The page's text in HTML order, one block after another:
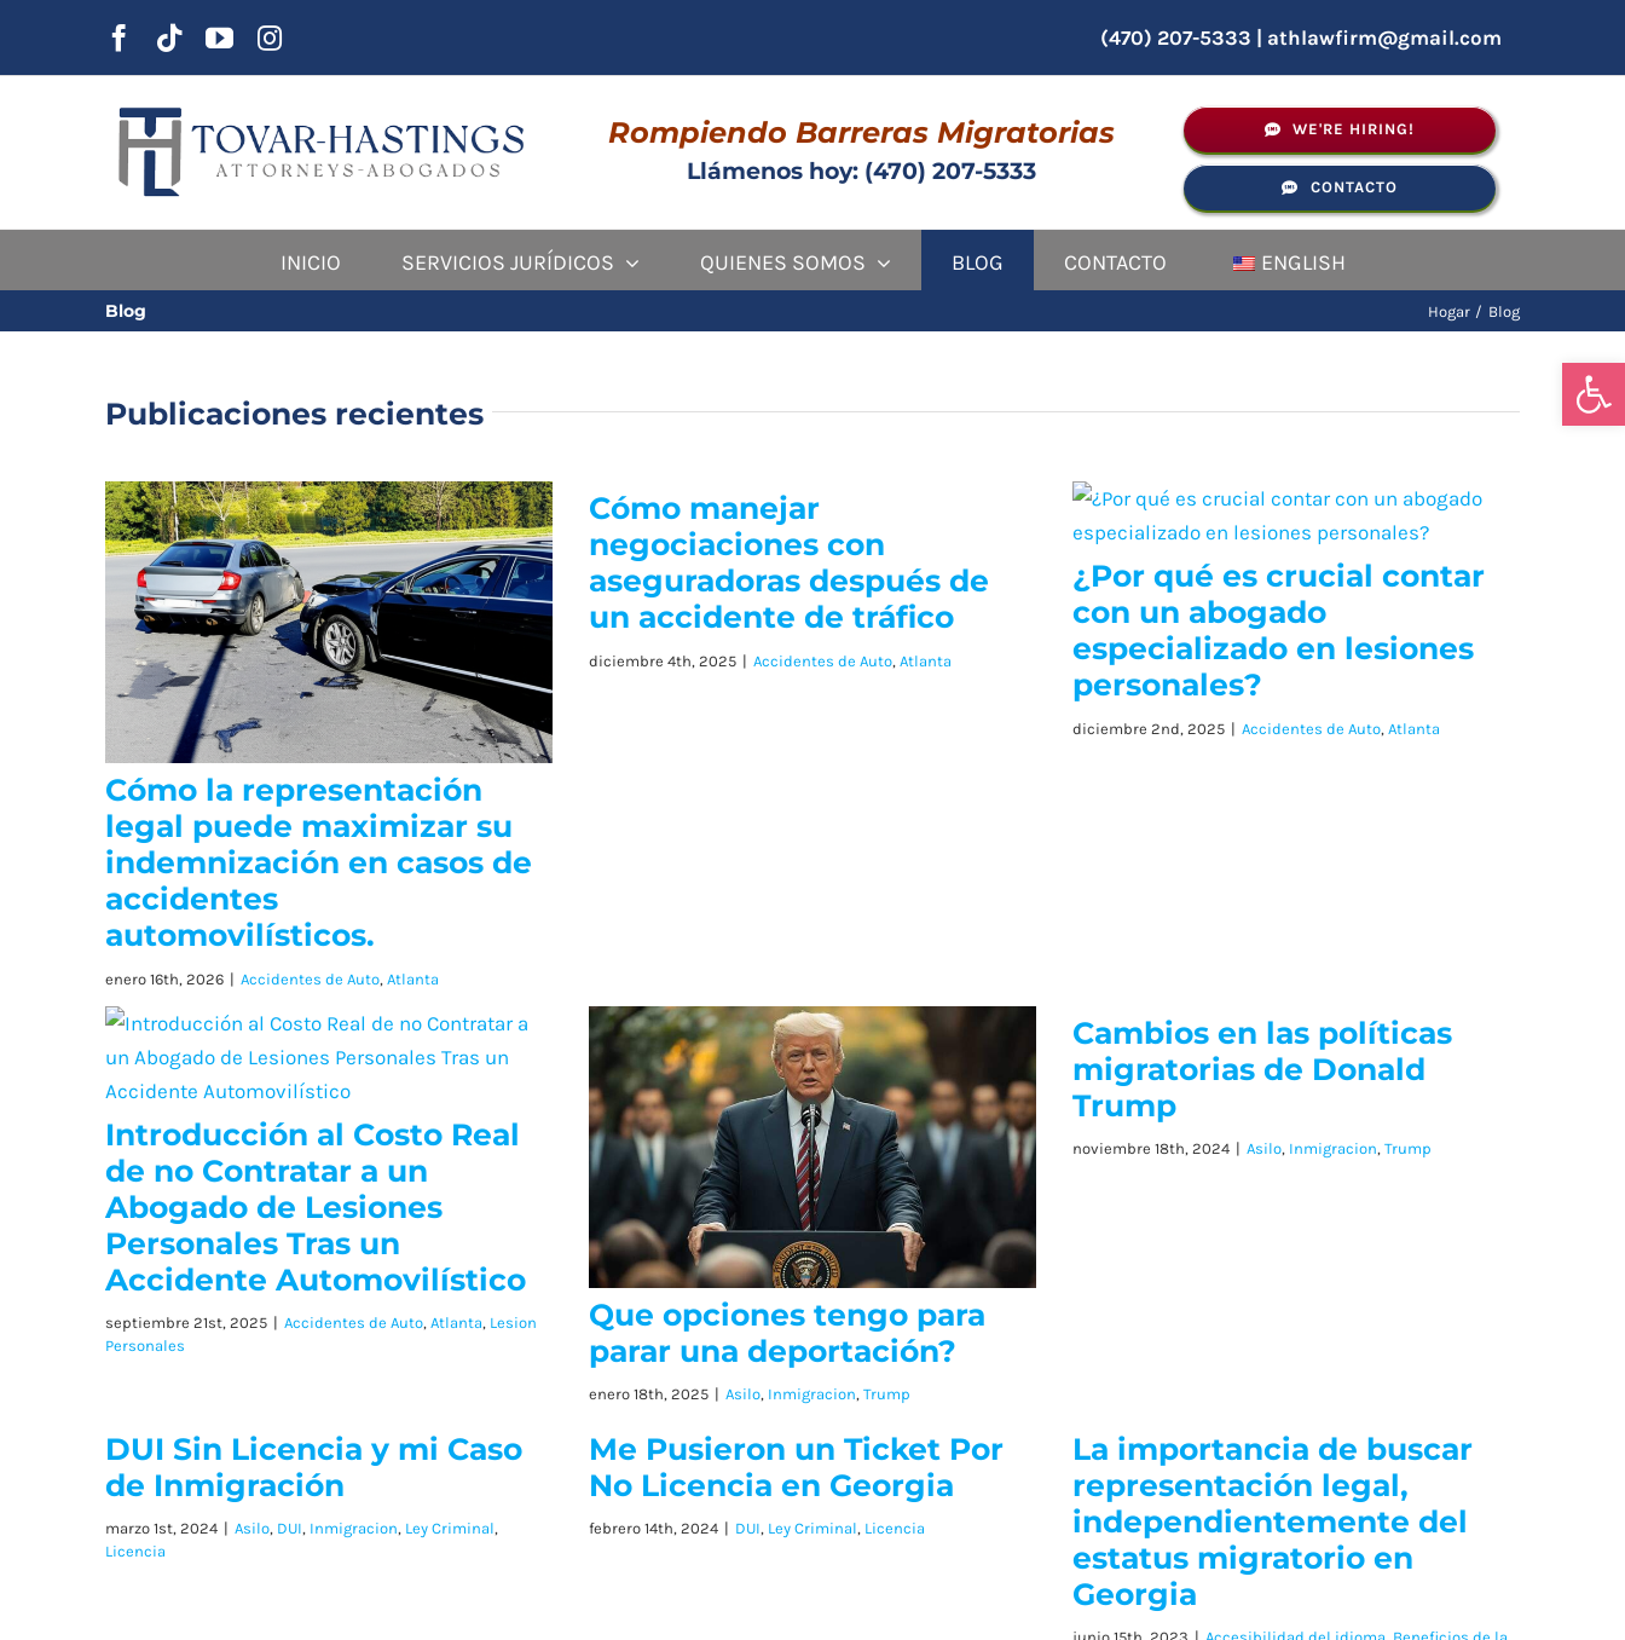
Abrir
contenido
(470) 207-5333 athlawfirm@gmail.com
Rompiendo Barreras Migratorias
Llámenos hoy: (470) 207-5333
WE'RE HIRING!
CONTACTO
INICIO SERVICIOS JURÍDICOS QUIENES SOMOS BLOG CONTACTO ENGLISH
Blog Hogar Blog
Publicaciones recientes
Cómo la representación
legal puede maximizar su
indemnización en casos de
accidentes
automovilísticos.
enero 16th, 2026 | Accidentes de Auto, Atlanta
Cómo manejar
negociaciones con
aseguradoras después de
un accidente de tráfico
diciembre 4th, 2025 | Accidentes de Auto, Atlanta
¿Por qué es crucial contar
con un abogado
especializado en lesiones
personales?
diciembre 2nd, 2025 | Accidentes de Auto, Atlanta
Introducción al Costo Real
de no Contratar a un
Abogado de Lesiones
Personales Tras un
Accidente Automovilístico
septiembre 21st, 2025 | Accidentes de Auto, Atlanta, Lesion
Personales
Que opciones tengo para
parar una deportación?
enero 18th, 2025 | Asilo, Inmigracion, Trump
Cambios en las políticas
migratorias de Donald
Trump
noviembre 18th, 2024 | Asilo, Inmigracion, Trump
DUI Sin Licencia y mi Caso
de Inmigración
marzo 1st, 2024 | Asilo, DUI, Inmigracion, Ley Criminal,
Licencia
Me Pusieron un Ticket Por
No Licencia en Georgia
febrero 14th, 2024 | DUI, Ley Criminal, Licencia
La importancia de buscar
representación legal,
independientemente del
estatus migratorio en
Georgia